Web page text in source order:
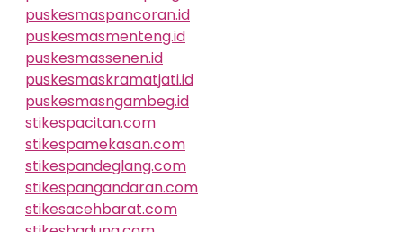
puskesmaspancoran.id
puskesmasmenteng.id
puskesmassenen.id
puskesmaskramatjati.id
puskesmasngambeg.id
stikespacitan.com
stikespamekasan.com
stikespandeglang.com
stikespangandaran.com
stikesacehbarat.com